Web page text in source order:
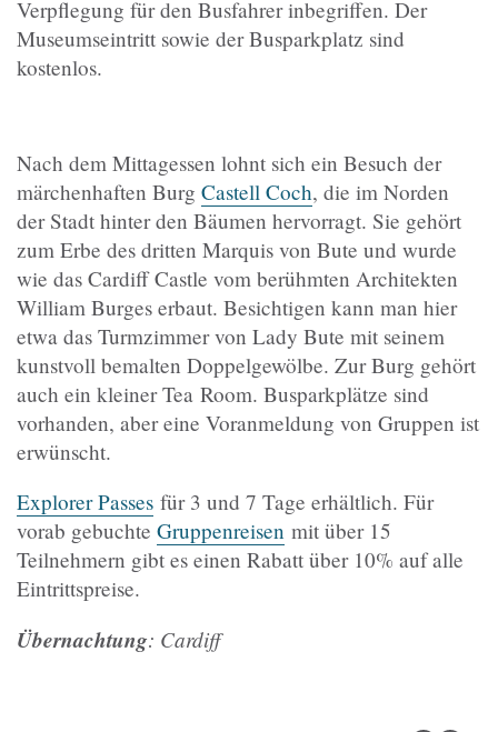
Verpflegung für den Busfahrer inbegriffen. Der
Museumseintritt sowie der Busparkplatz sind
kostenlos.
Nach dem Mittagessen lohnt sich ein Besuch der
märchenhaften Burg Castell Coch, die im Norden
der Stadt hinter den Bäumen hervorragt. Sie gehört
zum Erbe des dritten Marquis von Bute und wurde
wie das Cardiff Castle vom berühmten Architekten
William Burges erbaut. Besichtigen kann man hier
etwa das Turmzimmer von Lady Bute mit seinem
kunstvoll bemalten Doppelgewölbe. Zur Burg gehört
auch ein kleiner Tea Room. Busparkplätze sind
vorhanden, aber eine Voranmeldung von Gruppen ist
erwünscht.
Explorer Passes für 3 und 7 Tage erhältlich. Für
vorab gebuchte Gruppenreisen mit über 15
Teilnehmern gibt es einen Rabatt über 10% auf alle
Eintrittspreise.
Übernachtung: Cardiff